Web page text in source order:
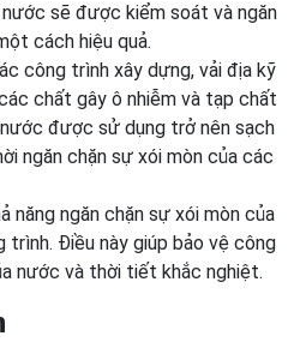
nước sẽ được kiểm soát và ngăn
cách hiệu quả.
công trình xây dựng, vải địa kỹ
chất gây ô nhiễm và tạp chất
được sử dụng trở nên sạch
ngăn chặn sự xói mòn của các
năng ngăn chặn sự xói mòn của
Điều này giúp bảo vệ công
nước và thời tiết khắc nghiệt.